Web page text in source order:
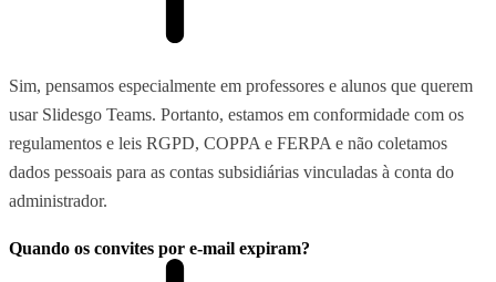
Sim, pensamos especialmente em professores e alunos que querem
usar Slidesgo Teams. Portanto, estamos em conformidade com os
regulamentos e leis RGPD, COPPA e FERPA e não coletamos
dados pessoais para as contas subsidiárias vinculadas à conta do
administrador.
Quando os convites por e-mail expiram?